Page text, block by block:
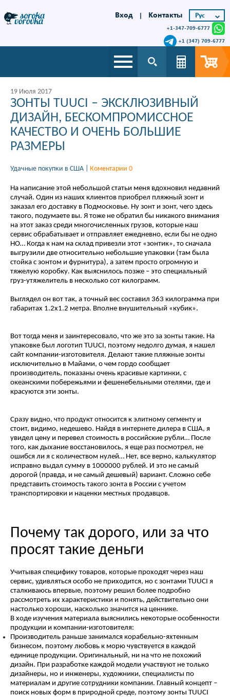
Вход | Контакты
+1-347-709-6777
+1 (347) 709-6777
19 Июля 2017
ЗОНТЫ TUUCI – ЭКСКЛЮЗИВНЫЙ
ДИЗАЙН, БЕСКОМПРОМИССНОЕ
КАЧЕСТВО И ОЧЕНЬ БОЛЬШИЕ
РАЗМЕРЫ
Удачные покупки в США Коментарии 0
На написание этой небольшой статьи меня вдохновил недавний
случай. Один из наших клиентов приобрел пляжный зонт и
заказал его доставку в Подмосковье. Ну зонт и зонт, чего здесь
такого, подумаете вы. Я тоже не обратил бы никакого внимания
на этот заказ среди многочисленных грузов, которые наш
сервис обрабатывает и отправляет ежедневно, если бы не одно
НО… Когда к нам на склад привезли этот «зонтик», то сначала
выгрузили две относительно небольшие упаковки (там была
стойка с зонтом и фурнитура), а затем просто огромную и
тяжелую коробку. Как выяснилось позже – это специальный
груз-утяжелитель в несколько сот килограмм.
Выглядел он вот так, а точный вес составил 363 килограмма при
габаритах 1.2х1.2 метра. Вполне внушительный «кубик».
Вот тогда меня и заинтересовало, что же это за зонты такие. На
упаковке был логотип TUUCI, поэтому недолго думая, я нашел
сайт компании-изготовителя. Делают такие пляжные зонты
исключительно в Майами, о чем гордо сообщает
производитель, показаны очень красивые картинки, с
океанскими побережьями и фешенебельными отелями, где и
красуются эти зонты.
Сразу видно, что продукт относится к элитному сегменту и
стоит, видимо, недешево. Найдя в интернете дилера в США, я
увидел цену и перевел стоимость в российские рубли… После
того, как дыхание восстановилось, я еще раз посмотрел, не
ошибся ли я с количеством нулей… Нет, все верно, калькулятор
исправно выдал сумму в 1000000 рублей. И это не самый
дорогой (правда, и не самый дешевый) вариант. Сложно себе
представить стоимость такого зонта в России с учетом
транспортировки и наценки местных продавцов.
Почему так дорого, или за что
просят такие деньги
Учитывая специфику товаров, которые проходят через наш
сервис, удивляться особо не приходится, но с зонтами TUUCI я
сталкиваюсь впервые, поэтому решил более подробно
рассмотреть их характеристики и понять, действительно они
настолько хороши, насколько значится на ценнике.
В ходе изучения материала выяснились некоторые особенности
продукции и компании-изготовителя:
Производитель раньше занимался корабельно-яхтенным
бизнесом, поэтому любовь к морю чувствуется в каждой
единице продукции. Оригинальный, ни на что не похожий
дизайн. При разработке каждой модели участвуют не только
дизайнеры, но и инженеры, художники, специалисты по
материалам и другие сотрудники компании. Главный концепт –
поиск новых форм в природной среде, поэтому зонты TUUCI